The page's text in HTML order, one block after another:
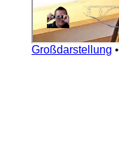
Großdarstellung •